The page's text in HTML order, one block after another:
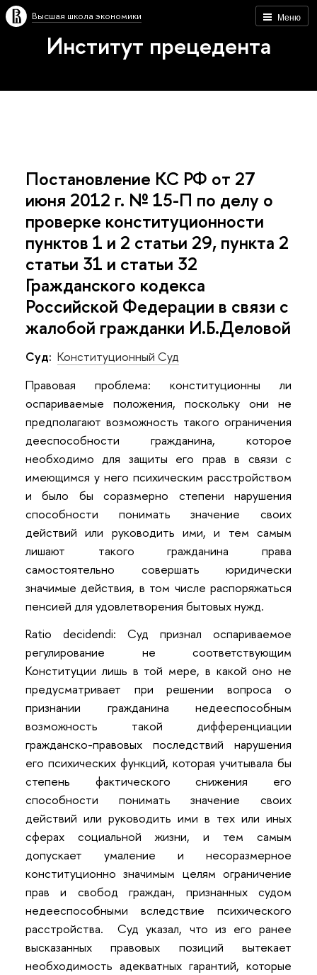
Меню
Высшая школа экономики
Институт прецедента
Постановление КС РФ oт 27
июня 2012 г. № 15-П по делу о
проверке конституционности
пунктов 1 и 2 статьи 29, пункта 2
статьи 31 и статьи 32
Гражданского кодекса
Российской Федерации в связи с
жалобой гражданки И.Б.Деловой
Суд: Конституционный Суд
Правовая проблема: конституционны ли
оспариваемые положения, поскольку они не
предполагают возможность такого ограничения
дееспособности гражданина, которое
необходимо для защиты его прав в связи с
имеющимся у него психическим расстройством
и было бы соразмерно степени нарушения
способности понимать значение своих
действий или руководить ими, и тем самым
лишают такого гражданина права
самостоятельно совершать юридически
значимые действия, в том числе распоряжаться
пенсией для удовлетворения бытовых нужд.
Ratio decidendi: Суд признал оспариваемое
регулирование не соответствующим
Конституции лишь в той мере, в какой оно не
предусматривает при решении вопроса о
признании гражданина недееспособным
возможность такой дифференциации
гражданско-правовых последствий нарушения
его психических функций, которая учитывала бы
степень фактического снижения его
способности понимать значение своих
действий или руководить ими в тех или иных
сферах социальной жизни, и тем самым
допускает умаление и несоразмерное
конституционно значимым целям ограничение
прав и свобод граждан, признанных судом
недееспособными вследствие психического
расстройства. Суд указал, что из его ранее
высказанных правовых позиций вытекает
необходимость адекватных гарантий, которые